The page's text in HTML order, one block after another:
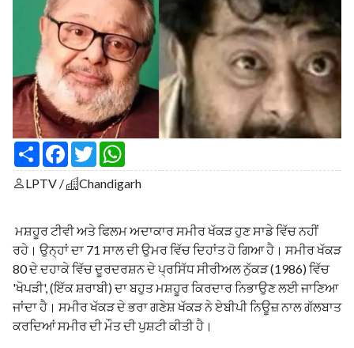
S
a
r
F
c
e
o
k
T
w
i
t
r
a
t
p
p
LPTV / Chandigarh
ਮਸ਼ਹੂਰ ਟੀਵੀ ਅਤੇ ਫਿਲਮ ਅਦਾਕਾਰ ਸਮੀਰ ਖੱਕੜ ਹੁਣ ਸਾਡੇ ਵਿੱਚ ਨਹੀਂ
ਰਹੇ। ਉਨ੍ਹਾਂ ਦਾ 71 ਸਾਲ ਦੀ ਉਮਰ ਵਿੱਚ ਦਿਹਾਂਤ ਹੋ ਗਿਆ ਹੈ। ਸਮੀਰ ਖੱਕੜ
80 ਦੇ ਦਹਾਕੇ ਵਿੱਚ ਦੂਰਦਰਸ਼ਨ ਦੇ ਪ੍ਰਸਿੱਧ ਸੀਰੀਅਲ ਨੁੱਕੜ (1986) ਵਿੱਚ
'ਖੋਪੜੀ', (ਇੱਕ ਸ਼ਰਾਬੀ) ਦਾ ਬਹੁਤ ਮਸ਼ਹੂਰ ਕਿਰਦਾਰ ਨਿਭਾਉਣ ਲਈ ਜਾਣਿਆ
ਜਾਂਦਾ ਹੈ। ਸਮੀਰ ਖੱਕੜ ਦੇ ਭਰਾ ਗਣੇਸ਼ ਖੱਕੜ ਨੇ ਏਬੀਪੀ ਨਿਊਜ਼ ਨਾਲ ਗੱਲਬਾਤ
ਕਰਦਿਆਂ ਸਮੀਰ ਦੀ ਮੌਤ ਦੀ ਪੁਸ਼ਟੀ ਕੀਤੀ ਹੈ।